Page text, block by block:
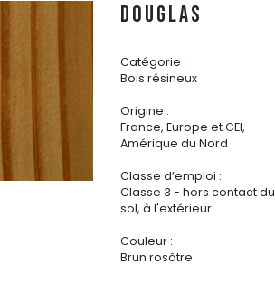
DOUGLAS
Catégorie :
Bois résineux
Origine :
France, Europe et CEI,
Amérique du Nord
Classe d’emploi :
Classe 3 - hors contact du
sol, à l'extérieur
Couleur :
Brun rosâtre